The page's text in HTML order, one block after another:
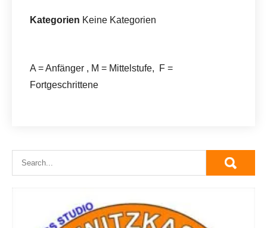
Kategorien Keine Kategorien
A = Anfänger , M = Mittelstufe, F =
Fortgeschrittene